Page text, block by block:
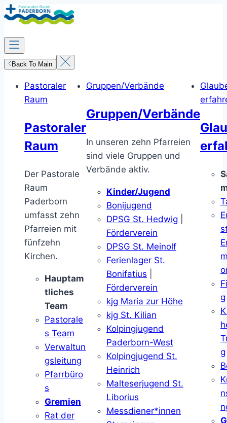
Zum
Inhalt
springen
Back To Main
Pastoraler
Raum
Pastoraler
Raum
Der Pastorale
Raum
Paderborn
umfasst zehn
Pfarreien mit
fünfzehn
Kirchen.
Hauptam
tliches
Team
Pastorale
s Team
Verwaltun
gsleitung
Pfarrbüro
s
Gremien
Rat der
Gruppen/Verbände
Gruppen/Verbände
In unseren zehn Pfarreien
sind viele Gruppen und
Verbände aktiv.
Kinder/Jugend
Bonijugend
DPSG St. Hedwig
Förderverein
DPSG St. Meinolf
Ferienlager St.
Bonifatius
Förderverein
kjg Maria zur Höhe
kjg St. Kilian
Kolpingjugend
Paderborn-West
Kolpingjugend St.
Heinrich
Malteserjugend St.
Liborius
Messdiener*innen
g
g